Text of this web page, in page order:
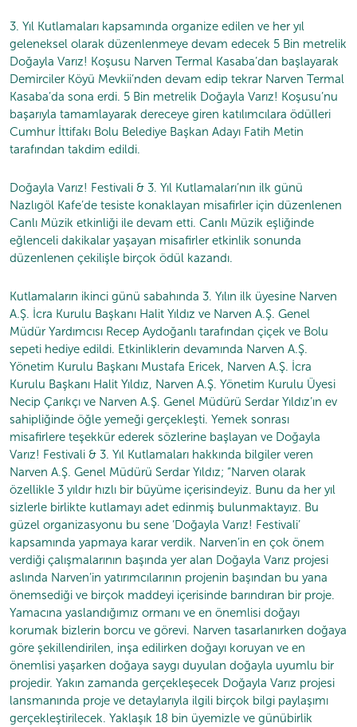
3. Yıl Kutlamaları kapsamında organize edilen ve her yıl
geleneksel olarak düzenlenmeye devam edecek 5 Bin metrelik
Doğayla Varız! Koşusu Narven Termal Kasaba’dan başlayarak
Demirciler Köyü Mevkii’nden devam edip tekrar Narven Termal
Kasaba’da sona erdi. 5 Bin metrelik Doğayla Varız! Koşusu’nu
başarıyla tamamlayarak dereceye giren katılımcılara ödülleri
Cumhur İttifakı Bolu Belediye Başkan Adayı Fatih Metin
tarafından takdim edildi.
Doğayla Varız! Festivali & 3. Yıl Kutlamaları’nın ilk günü
Nazlıgöl Kafe’de tesiste konaklayan misafirler için düzenlenen
Canlı Müzik etkinliği ile devam etti. Canlı Müzik eşliğinde
eğlenceli dakikalar yaşayan misafirler etkinlik sonunda
düzenlenen çekilişle birçok ödül kazandı.
Kutlamaların ikinci günü sabahında 3. Yılın ilk üyesine Narven
A.Ş. İcra Kurulu Başkanı Halit Yıldız ve Narven A.Ş. Genel
Müdür Yardımcısı Recep Aydoğanlı tarafından çiçek ve Bolu
sepeti hediye edildi. Etkinliklerin devamında Narven A.Ş.
Yönetim Kurulu Başkanı Mustafa Ericek, Narven A.Ş. İcra
Kurulu Başkanı Halit Yıldız, Narven A.Ş. Yönetim Kurulu Üyesi
Necip Çarıkçı ve Narven A.Ş. Genel Müdürü Serdar Yıldız’ın ev
sahipliğinde öğle yemeği gerçekleşti. Yemek sonrası
misafirlere teşekkür ederek sözlerine başlayan ve Doğayla
Varız! Festivali & 3. Yıl Kutlamaları hakkında bilgiler veren
Narven A.Ş. Genel Müdürü Serdar Yıldız; “Narven olarak
özellikle 3 yıldır hızlı bir büyüme içerisindeyiz. Bunu da her yıl
sizlerle birlikte kutlamayı adet edinmiş bulunmaktayız. Bu
güzel organizasyonu bu sene ‘Doğayla Varız! Festivali’
kapsamında yapmaya karar verdik. Narven’in en çok önem
verdiği çalışmalarının başında yer alan Doğayla Varız projesi
aslında Narven’in yatırımcılarının projenin başından bu yana
önemsediği ve birçok maddeyi içerisinde barındıran bir proje.
Yamacına yaslandığımız ormanı ve en önemlisi doğayı
korumak bizlerin borcu ve görevi. Narven tasarlanırken doğaya
göre şekillendirilen, inşa edilirken doğayı koruyan ve en
önemlisi yaşarken doğaya saygı duyulan doğayla uyumlu bir
projedir. Yakın zamanda gerçekleşecek Doğayla Varız projesi
lansmanında proje ve detaylarıyla ilgili birçok bilgi paylaşımı
gerçekleştirilecek. Yaklaşık 18 bin üyemizle ve günübirlik